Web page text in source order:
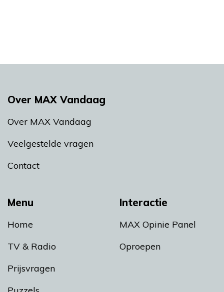
Menu
Home
TV & Radio
Prijsvragen
Interactie
MAX Opinie Panel
Oproepen
Over MAX Vandaag
Over MAX Vandaag
Veelgestelde vragen
Contact